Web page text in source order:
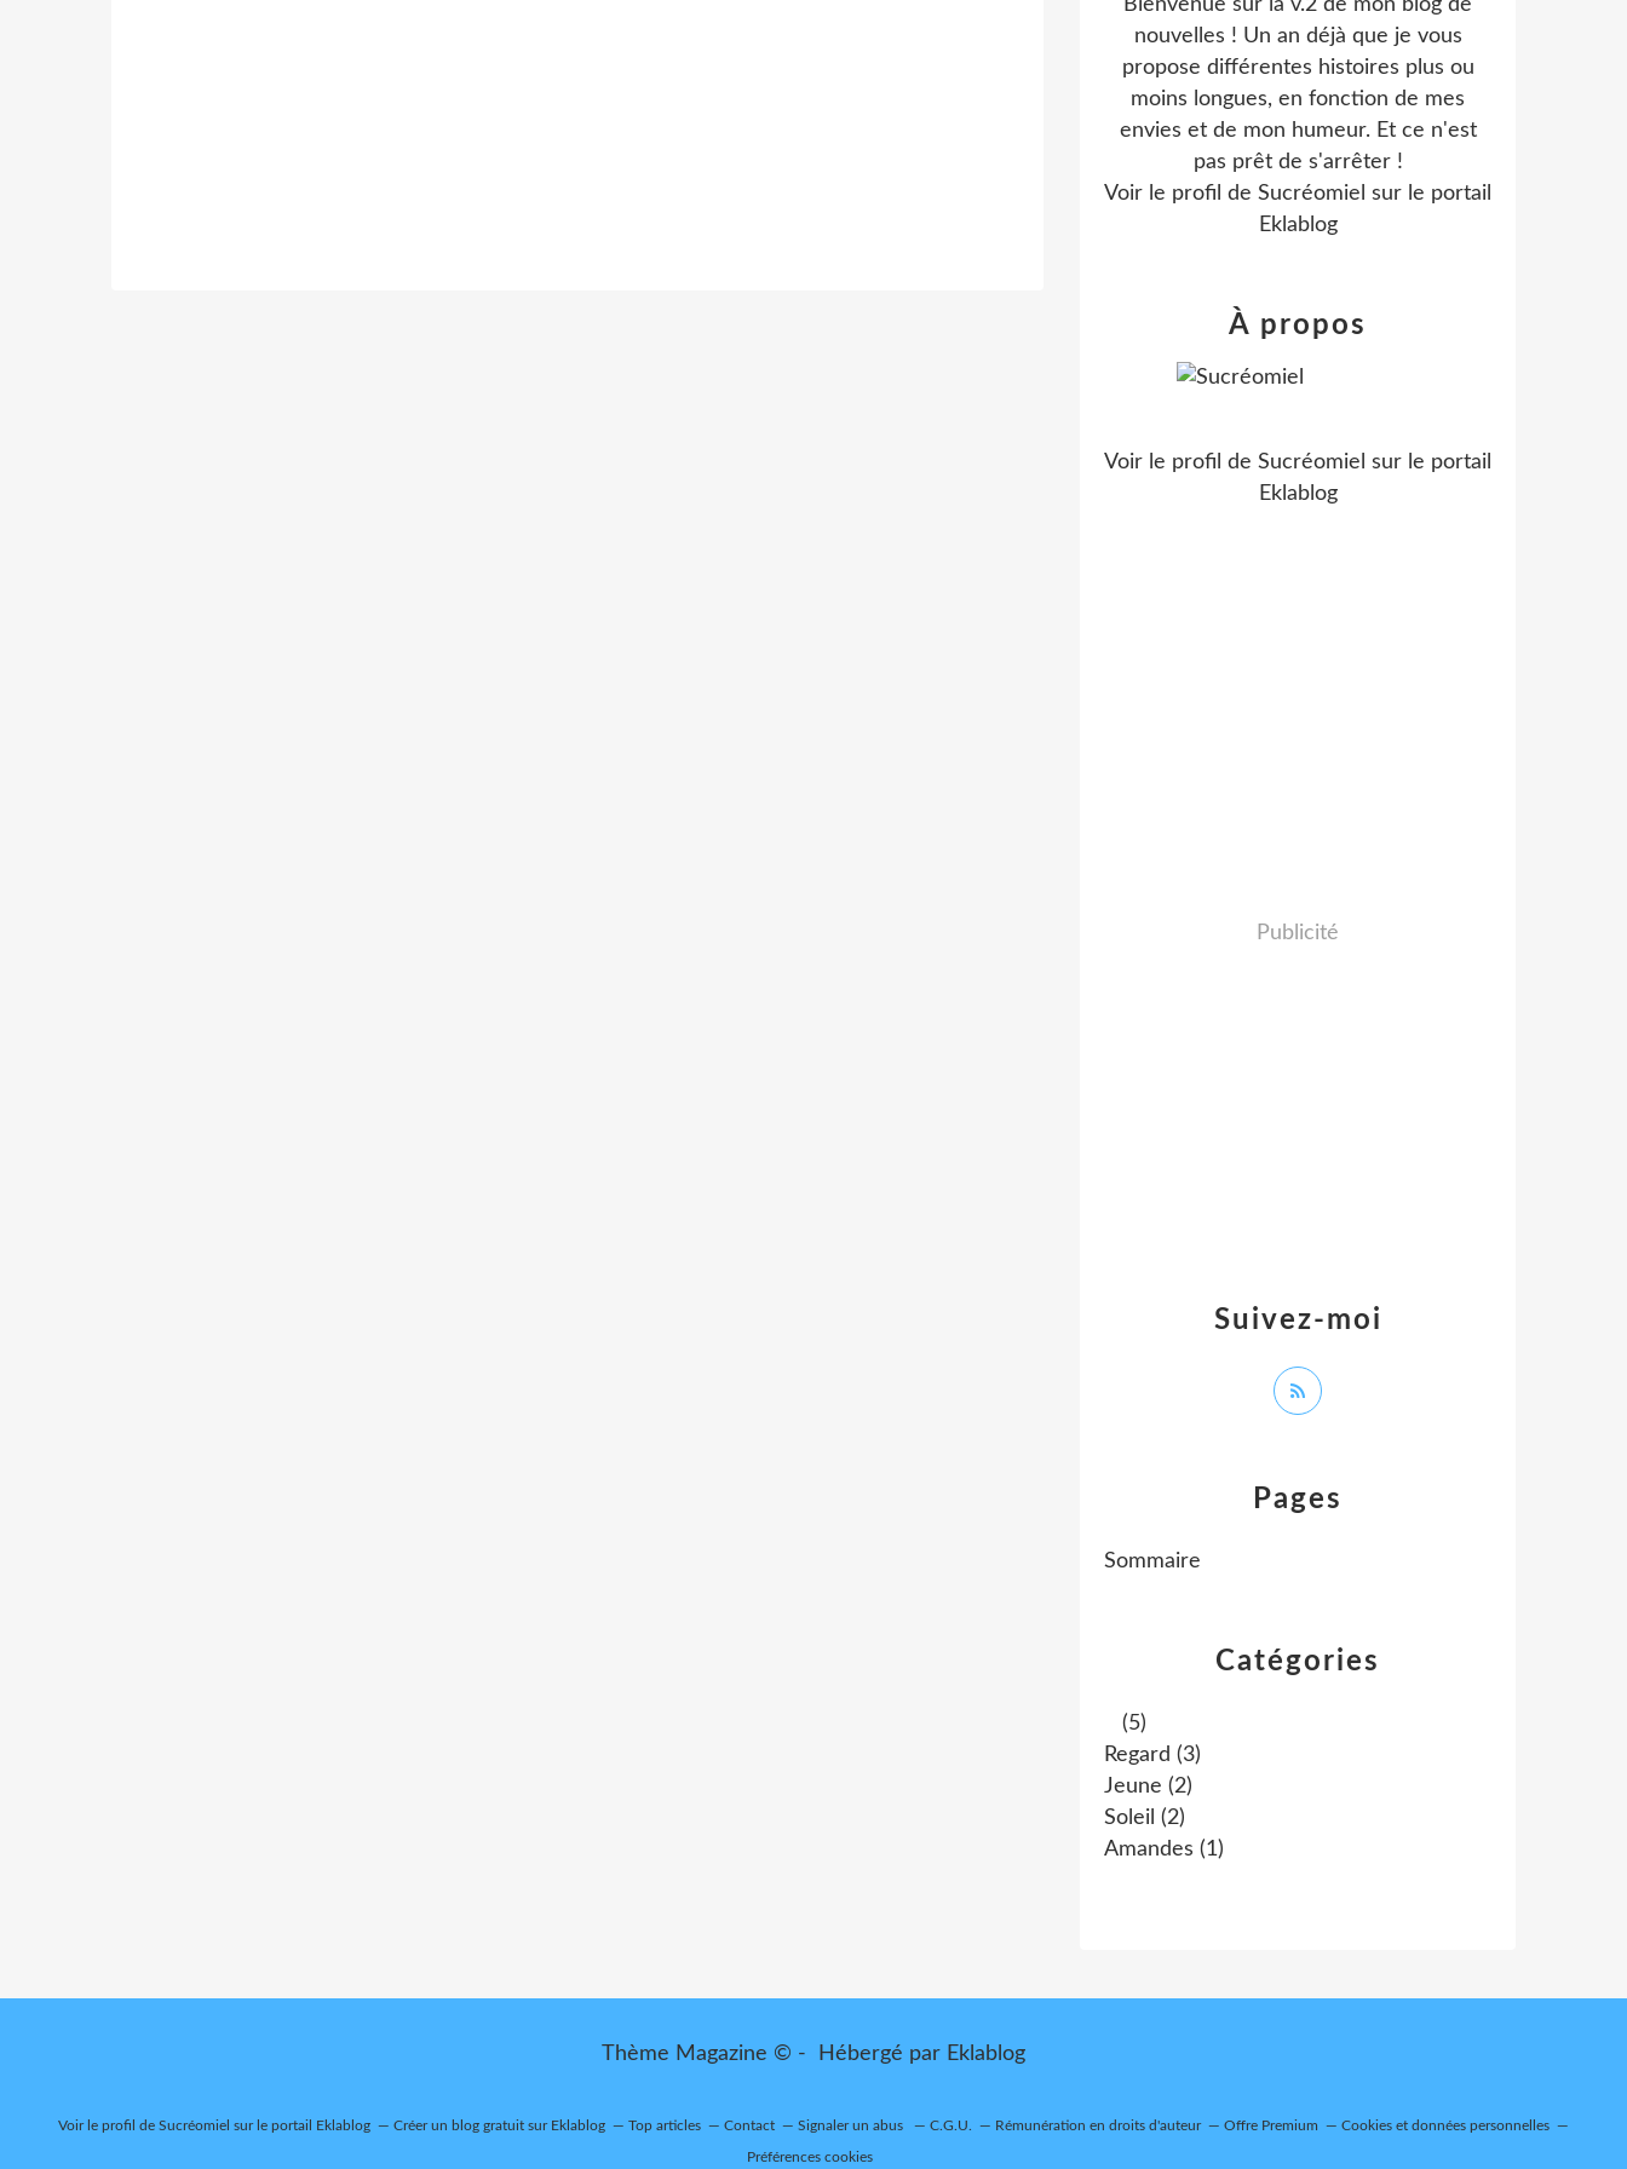
Catégories
(5)
Regard (3)
Jeune (2)
Soleil (2)
Amandes (1)
Pages
Sommaire
Bienvenue sur la v.2 de mon blog de
nouvelles ! Un an déjà que je vous
propose différentes histoires plus ou
moins longues, en fonction de mes
envies et de mon humeur. Et ce n'est
pas prêt de s'arrêter !
Voir le profil de Sucréomiel sur le portail
Eklablog
Suivez-moi
À propos
Voir le profil de Sucréomiel sur le portail
Eklablog
Publicité
Thème Magazine © - Hébergé par Eklablog
Voir le profil de Sucréomiel sur le portail Eklablog Créer un blog gratuit sur Eklablog Top articles Contact Signaler un abus C.G.U. Rémunération en droits d'auteur Offre Premium Cookies et données personnelles
Préférences cookies